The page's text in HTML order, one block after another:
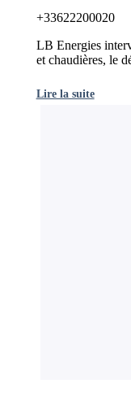
+33622200020
LB Energies
et chaudières, le
Lire la suite